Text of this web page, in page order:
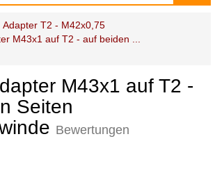
Adapter T2 - M42x0,75
M43x1 auf T2 - auf beiden ...
M43x1 auf T2 -
Seiten
Bewertungen